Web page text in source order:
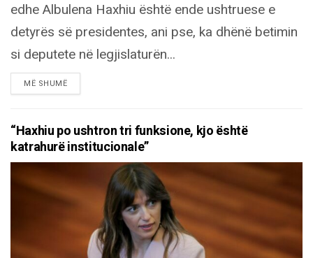
edhe Albulena Haxhiu është ende ushtruese e
detyrës së presidentes, ani pse, ka dhënë betimin
si deputete në legjislaturën...
MË SHUMËDETAILS
“Haxhiu po ushtron tri funksione, kjo është
katrahurë institucionale”